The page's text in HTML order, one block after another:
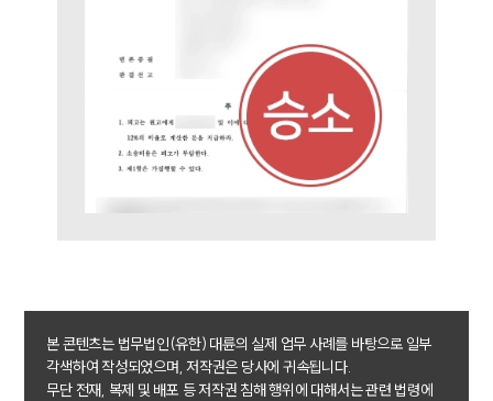
업무사례
주요 업무사례
사례분석/최신동향
법률정보
민사그룹 업무
전체
본 콘텐츠는 법무법인(유한) 대륜의 실제 업무 사례를 바탕으로 일부
각색하여 작성되었으며, 저작권은 당사에 귀속됩니다.
무단 전재, 복제 및 배포 등 저작권 침해 행위에 대해서는 관련 법령에